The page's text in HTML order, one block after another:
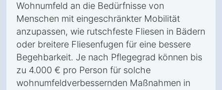
Wohnumfeld an die Bedürfnisse von
Menschen mit eingeschränkter Mobilität
anzupassen, wie rutschfeste Fliesen in Bädern
oder breitere Fliesenfugen für eine bessere
Begehbarkeit. Je nach Pflegegrad können bis
zu 4.000 € pro Person für solche
wohnumfeldverbessernden Maßnahmen in